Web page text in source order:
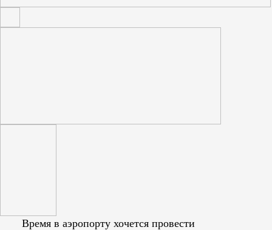
Время в аэропорту хочется провести